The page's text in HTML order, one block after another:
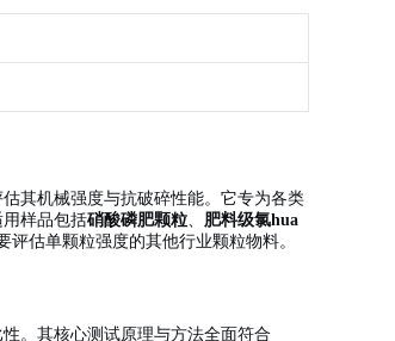
估其机械强度与抗破碎性能。它专为各类
样品包括硝酸磷肥颗粒、 肥料级氯hua
估单颗粒强度的其他行业颗粒物料。
。其核心测试原理与方法全面符合